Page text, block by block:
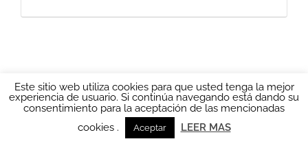
Ainhoa LOCUTORA 2016AVISO LEGAL|Política de
privacidad |POLÍTICA DE COOKIES|Más información sobre las
Este sitio web utiliza cookies para que usted tenga la mejor
experiencia de usuario. Si continúa navegando está dando su
consentimiento para la aceptación de las mencionadas
cookies .
Aceptar LEER MAS